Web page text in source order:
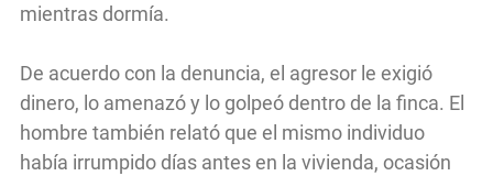
mientras dormía.
De acuerdo con la denuncia, el agresor le exigió
dinero, lo amenazó y lo golpeó dentro de la finca. El
hombre también relató que el mismo individuo
había irrumpido días antes en la vivienda, ocasión